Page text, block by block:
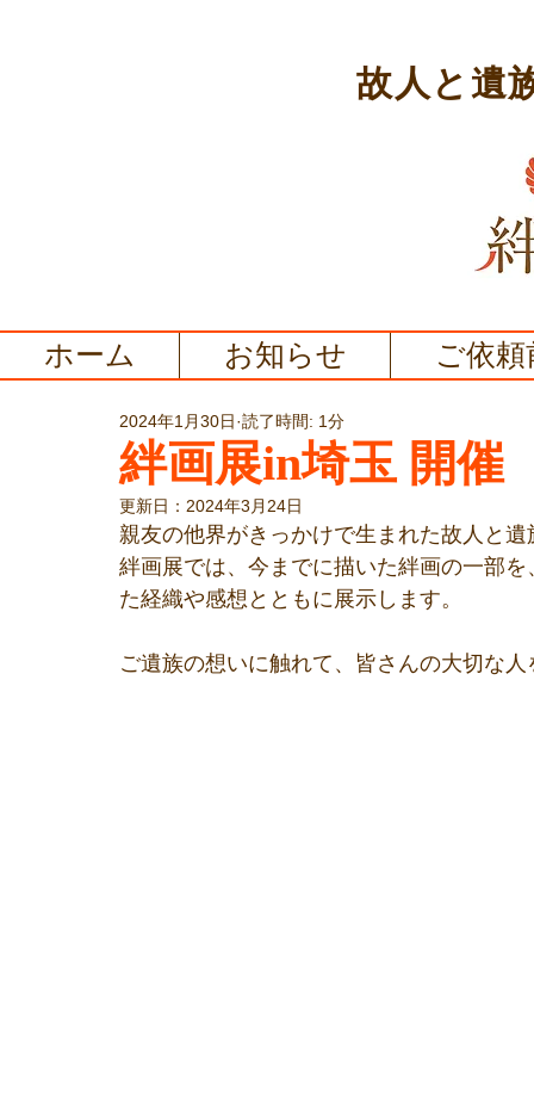
故人と遺
ホーム お知らせ ご依
絆画展in埼玉 開催
2024年1月30日 読了時間: 1分
更新日： 2024年3月24日
親友の他界がきっかけで生まれた故人と
絆画展では、今までに描いた絆画の一部
た経織や感想とともに展示します。
ご遺族の想いに触れて、皆さんの大切な